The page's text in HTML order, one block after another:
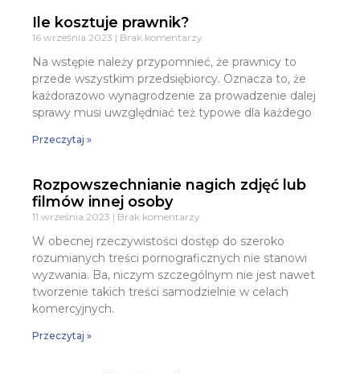
Ile kosztuje prawnik?
16 września 2023 Brak komentarzy
Na wstępie należy przypomnieć, że prawnicy to
przede wszystkim przedsiębiorcy. Oznacza to, że
każdorazowo wynagrodzenie za prowadzenie dalej
sprawy musi uwzględniać też typowe dla każdego
Przeczytaj »
Rozpowszechnianie nagich zdjęć lub
filmów innej osoby
11 września 2023 Brak komentarzy
W obecnej rzeczywistości dostęp do szeroko
rozumianych treści pornograficznych nie stanowi
wyzwania. Ba, niczym szczególnym nie jest nawet
tworzenie takich treści samodzielnie w celach
komercyjnych.
Przeczytaj »